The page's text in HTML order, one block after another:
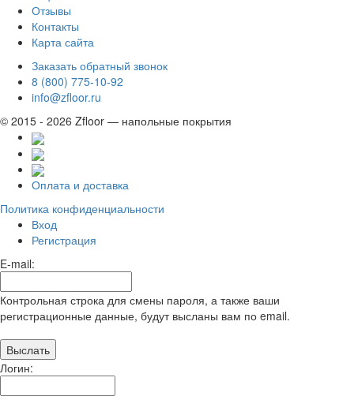
Отзывы
Контакты
Карта сайта
Заказать обратный звонок
8 (800) 775-10-92
info@zfloor.ru
© 2015 - 2026 Zfloor — напольные покрытия
Оплата и доставка
Политика конфиденциальности
Вход
Регистрация
E-mail:
Контрольная строка для смены пароля, а также ваши
регистрационные данные, будут высланы вам по email.
Логин: